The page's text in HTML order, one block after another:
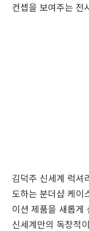
컨셉을 보여주는 전
김덕주 신세계 럭셔
도하는 분더샵 케이
이션 제품을 새롭
신세계만의 독창적